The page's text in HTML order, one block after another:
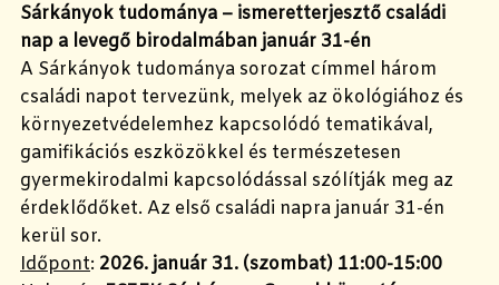
Sárkányok tudománya – ismeretterjesztő családi
nap a levegő birodalmában január 31-én
A Sárkányok tudománya sorozat címmel három
családi napot tervezünk, melyek az ökológiához és
környezetvédelemhez kapcsolódó tematikával,
gamifikációs eszközökkel és természetesen
gyermekirodalmi kapcsolódással szólítják meg az
érdeklődőket. Az első családi napra január 31-én
kerül sor.
Időpont: 2026. január 31. (szombat) 11:00-15:00